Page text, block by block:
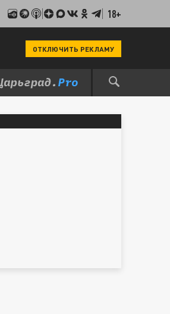
18+
ОТКЛЮЧИТЬ РЕКЛАМУ